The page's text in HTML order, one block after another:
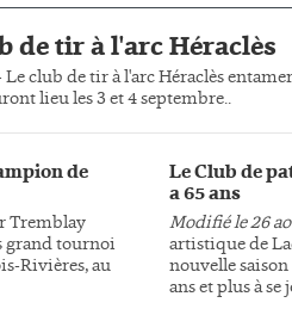
de tir à l'arc Héraclès
club de tir à l'arc Héraclès
lieu les 3 et 4 septembre..
de
Tremblay
grand tournoi
Rivières, au
Le Club de
a 65 ans
Modifié le 26
artistique de
nouvelle
ans et plus à se